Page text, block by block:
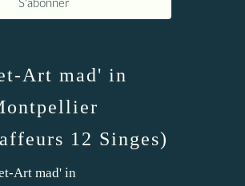
Art mad' in
12 Singes)